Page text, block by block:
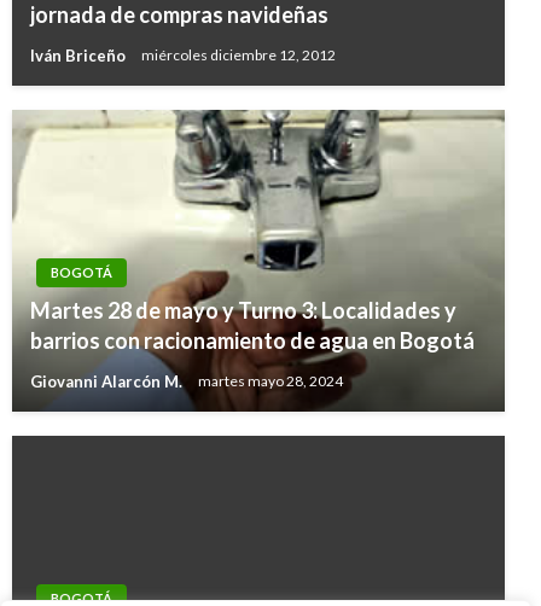
jornada de compras navideñas
Iván Briceño miércoles diciembre 12, 2012
BOGOTÁ
Martes 28 de mayo y Turno 3: Localidades y
barrios con racionamiento de agua en Bogotá
Giovanni Alarcón M. martes mayo 28, 2024
BOGOTÁ